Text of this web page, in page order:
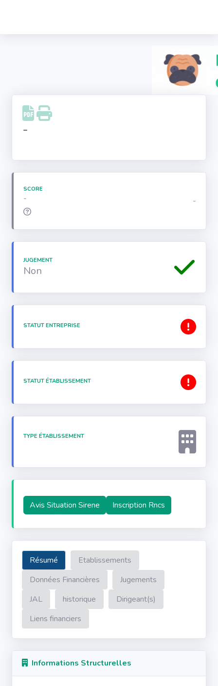
Facebook
Instagram
-
SCORE
- -
JUGEMENT
Non
STATUT ENTREPRISE
STATUT ÉTABLISSEMENT
TYPE ÉTABLISSEMENT
Avis Situation Sirene Inscription Rncs
Résumé
Etablissements
Données Financières
Jugements
JAL
historique
Dirigeant(s)
Liens financiers
Informations Structurelles